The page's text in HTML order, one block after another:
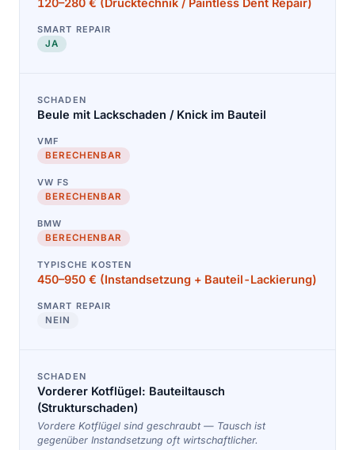
120–280 € (Drücktechnik / Paintless Dent Repair)
JA
Beule mit Lackschaden / Knick im Bauteil
BERECHENBAR
BERECHENBAR
BERECHENBAR
450–950 € (Instandsetzung + Bauteil-Lackierung)
NEIN
Vorderer Kotflügel: Bauteiltausch
(Strukturschaden)
Vordere Kotflügel sind geschraubt — Tausch ist
gegenüber Instandsetzung oft wirtschaftlicher.